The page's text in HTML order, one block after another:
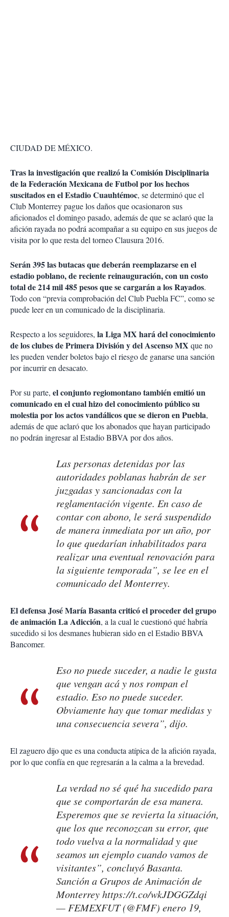
CIUDAD DE MÉXICO.
Tras la investigación que realizó la Comisión Disciplinaria
de la Federación Mexicana de Futbol por los hechos
suscitados en el Estadio Cuauhtémoc, se determinó que el
Club Monterrey pague los daños que ocasionaron sus
aficionados el domingo pasado, además de que se aclaró que la
afición rayada no podrá acompañar a su equipo en sus juegos de
visita por lo que resta del torneo Clausura 2016.
Serán 395 las butacas que deberán reemplazarse en el
estadio poblano, de reciente reinauguración, con un costo
total de 214 mil 485 pesos que se cargarán a los Rayados.
Todo con “previa comprobación del Club Puebla FC”, como se
puede leer en un comunicado de la disciplinaria.
Respecto a los seguidores, la Liga MX hará del conocimiento
de los clubes de Primera División y del Ascenso MX que no
les pueden vender boletos bajo el riesgo de ganarse una sanción
por incurrir en desacato.
Por su parte, el conjunto regiomontano también emitió un
comunicado en el cual hizo del conocimiento público su
molestia por los actos vandálicos que se dieron en Puebla,
además de que aclaró que los abonados que hayan participado
no podrán ingresar al Estadio BBVA por dos años.
Las personas detenidas por las
autoridades poblanas habrán de ser
juzgadas y sancionadas con la
reglamentación vigente. En caso de
contar con abono, le será suspendido
de manera inmediata por un año, por
lo que quedarían inhabilitados para
realizar una eventual renovación para
la siguiente temporada”, se lee en el
comunicado del Monterrey.
El defensa José María Basanta criticó el proceder del grupo
de animación La Adicción, a la cual le cuestionó qué habría
sucedido si los desmanes hubieran sido en el Estadio BBVA
Bancomer.
Eso no puede suceder, a nadie le gusta
que vengan acá y nos rompan el
estadio. Eso no puede suceder.
Obviamente hay que tomar medidas y
una consecuencia severa”, dijo.
El zaguero dijo que es una conducta atípica de la afición rayada,
por lo que confía en que regresarán a la calma a la brevedad.
La verdad no sé qué ha sucedido para
que se comportarán de esa manera.
Esperemos que se revierta la situación,
que los que reconozcan su error, que
todo vuelva a la normalidad y que
seamos un ejemplo cuando vamos de
visitantes”, concluyó Basanta.
Sanción a Grupos de Animación de
Monterreyhttps://t.co/wkJDGGZdqi
— FEMEXFUT (@FMF) enero 19,